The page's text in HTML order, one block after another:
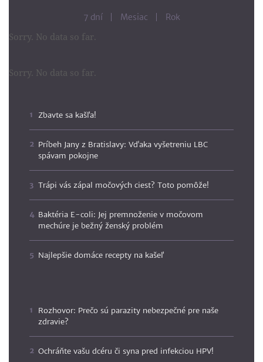
7 dní Mesiac Rok
Sorry. No data so far.
Sorry. No data so far.
Zbavte sa kašľa!
Príbeh Jany z Bratislavy: Vďaka vyšetreniu LBC
spávam pokojne
Trápi vás zápal močových ciest? Toto pomôže!
Baktéria E-coli: Jej premnoženie v močovom
mechúre je bežný ženský problém
Najlepšie domáce recepty na kašeľ
Rozhovor: Prečo sú parazity nebezpečné pre naše
zdravie?
Ochráňte vašu dcéru či syna pred infekciou HPV!